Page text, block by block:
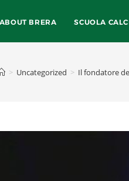
ABOUT BRERA SCUOLA
> Uncategorized > Il fondatore